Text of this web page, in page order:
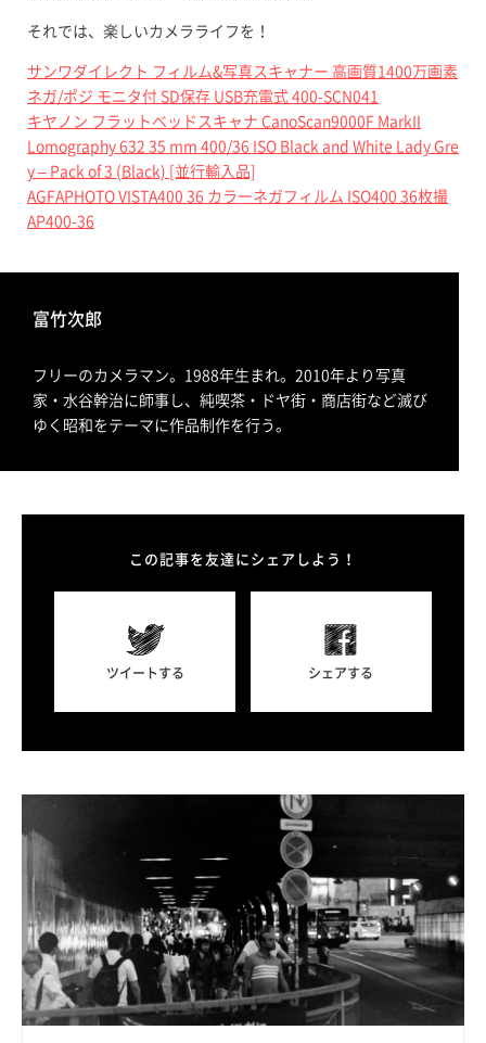
それでは、楽しいカメラライフを！
サンワダイレクト フィルム&写真スキャナー 高画質1400万画素
ネガ/ポジ モニタ付 SD保存 USB充電式 400-SCN041
キヤノン フラットベッドスキャナ CanoScan9000F MarkII
Lomography 632 35 mm 400/36 ISO Black and White Lady Gre
y – Pack of 3 (Black) [並行輸入品]
AGFAPHOTO VISTA400 36 カラーネガフィルム ISO400 36枚撮
AP400-36
富竹次郎
フリーのカメラマン。1988年生まれ。2010年より写真
家・水谷幹治に師事し、純喫茶・ドヤ街・商店街など滅び
ゆく昭和をテーマに作品制作を行う。
この記事を友達にシェアしよう！
ツイートする シェアする